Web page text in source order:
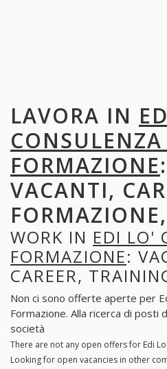
LAVORA IN
CONSULENZA
FORMAZIONE
VACANTI,
WORK IN EDI LO'
FORMAZIONE:
CAREER,
Non ci sono offerte aperte per
Formazione. Alla ricerca di posti
società
There are not any open offers for Edi
Looking for open vacancies in other